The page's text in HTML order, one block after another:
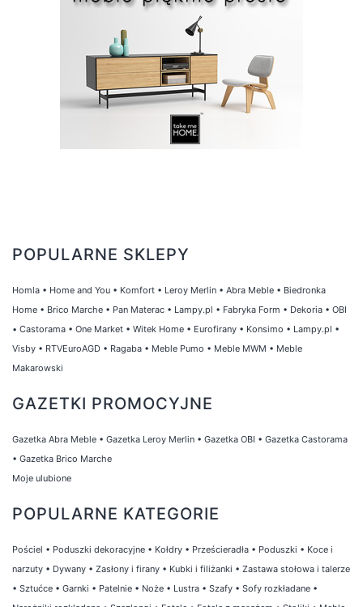
POPULARNE SKLEPY
Homla • Home and You • Komfort • Leroy Merlin • Abra Meble • Biedronka
Home • Brico Marche • Pan Materac • Lampy.pl • Fabryka Form • Dekoria • OBI
• Castorama • One Market • Witek Home • Eurofirany • Konsimo • Lampy.pl •
Visby • RTVEuroAGD • Ragaba • Meble Pumo • Meble MWM • Meble
Makarowski
GAZETKI PROMOCYJNE
Gazetka Abra Meble • Gazetka Leroy Merlin • Gazetka OBI • Gazetka Castorama
• Gazetka Brico Marche
Moje ulubione
POPULARNE KATEGORIE
Pościel • Poduszki dekoracyjne • Kołdry • Prześcieradła • Poduszki • Koce i
narzuty • Dywany • Zasłony i firany • Kubki i filiżanki • Zastawa stołowa i talerze
• Sztućce • Garnki • Patelnie • Noże • Lustra • Szafy • Sofy rozkładane •